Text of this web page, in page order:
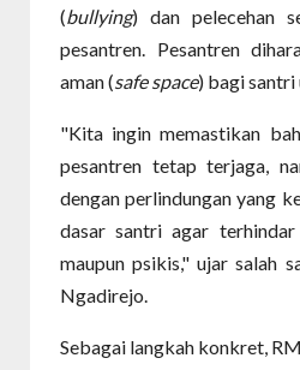
(bullying) dan pelecehan
pesantren. Pesantren
aman (safe space) bagi santri
"Kita ingin memastikan
pesantren tetap terjaga,
dengan perlindungan yang
dasar santri agar
maupun psikis," ujar salah
Ngadirejo.
Sebagai langkah konkret,